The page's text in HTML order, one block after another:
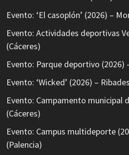
Evento: ‘El casoplón’ (2026) –
Evento: Actividades deportivas
(Cáceres)
Evento: Parque deportivo (2026)
Evento: ‘Wicked’ (2026) –
Evento: Campamento municipal
(Cáceres)
Evento: Campus multideporte
(Palencia)